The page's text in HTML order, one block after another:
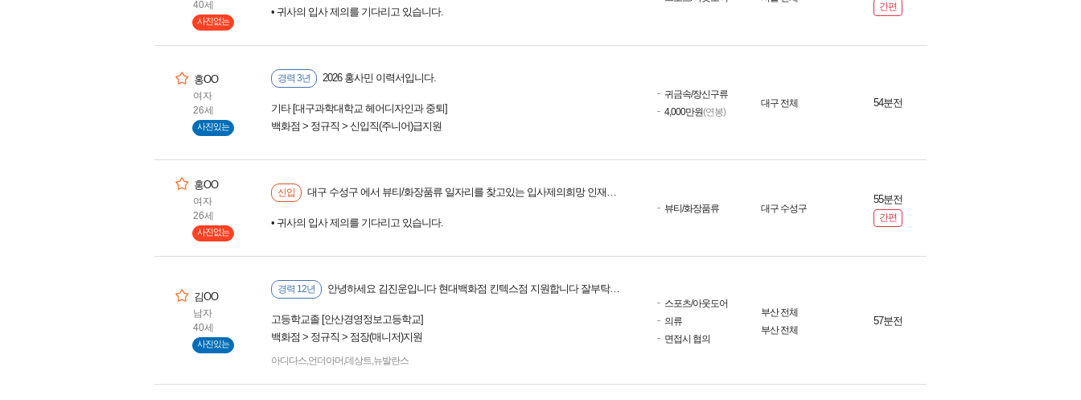
40세
사진없는
• 귀사의 입사 제의를 기다리고 있습니다. 간편
홍OO
여자
26세
사진있는
경력 3년 2026 홍사민 이력서입니다.
기타 [대구과학대학교 헤어디자인과 중퇴]
백화점 > 정규직 > 신입직(주니어)급지원
귀금속/장신구류
4,000만원(연봉)
대구 전체 54분전
홍OO
여자
26세
사진없는
신입 대구 수성구 에서 뷰티/화장품류 일자리를 찾고있는 입사제의희망 인재입니다.
• 귀사의 입사 제의를 기다리고 있습니다.
뷰티/화장품류 대구 수성구
55분전
간편
김OO
남자
40세
사진있는
경력 12년 안녕하세요 김진운입니다 현대백화점 킨텍스점 지원합니다 잘부탁드리겠습니다!
고등학교졸 [안산경영정보고등학교]
백화점 > 정규직 > 점장(매니저)지원
아디다스,언더아머,데상트,뉴발란스
스포츠/아웃도어
의류
면접시 협의
부산 전체
부산 전체
57분전